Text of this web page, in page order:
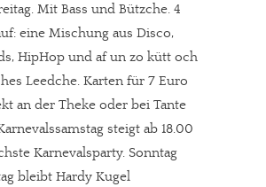
Mit Bass und Bützche. 4
eine Mischung aus Disco,
HipHop und af un zo kütt och
Leedche. Karten für 7 Euro
an der Theke oder bei Tante
steigt ab 18.00
Karnevalsparty. Sonntag
bleibt Hardy Kugel